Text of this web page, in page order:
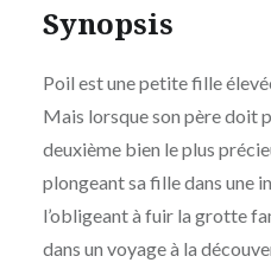
Synopsis
Poil est une petite fille
Mais lorsque son père doit
deuxième bien le plus
plongeant sa fille dans une
l’obligeant à fuir la grotte
dans un voyage à la